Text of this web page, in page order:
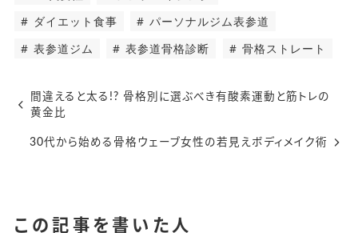
ダイエット食事
パーソナルジム表参道
表参道ジム
表参道骨格診断 骨格ストレート
間違えると太る!? 骨格別に選ぶべき有酸素運動と筋トレの
黄金比
30代から始める骨格ウェーブ女性の若見えボディメイク術
この記事を書いた人